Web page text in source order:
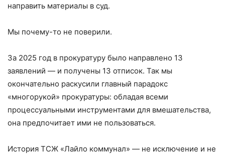
направить материалы в суд.
Мы почему-то не поверили.
За 2025 год в прокуратуру было направлено 13
заявлений — и получены 13 отписок. Так мы
окончательно раскусили главный парадокс
«многорукой» прокуратуры: обладая всеми
процессуальными инструментами для вмешательства,
она предпочитает ими не пользоваться.
История ТСЖ «Лайло коммунал» — не исключение и не